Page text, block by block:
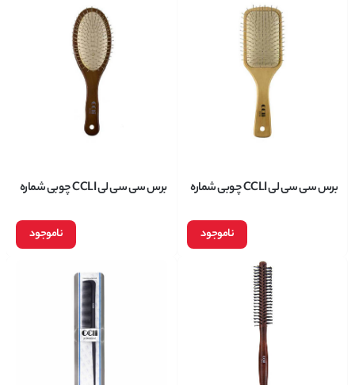
برس سی سی لی CCLI چوبی شماره
ناموجود
برس سی سی لی CCLI چوبی شماره
ناموجود